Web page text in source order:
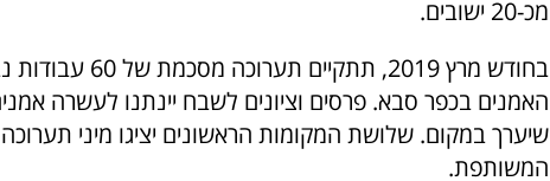
מכ-20 ישובים.
בחודש מרץ 2019,
האמנים בכפר סבא. פרסים וציונים לשבח יינתנו לעשרה
שיערך במקום. שלושת המקומות הראשונים יציגו מיני
המשותפת.